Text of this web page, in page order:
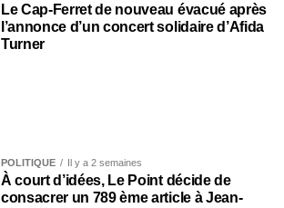
Le Cap-Ferret de nouveau évacué après
l’annonce d’un concert solidaire d’Afida
Turner
POLITIQUE Il y a 2 semaines
À court d’idées, Le Point décide de
consacrer un 789 ème article à Jean-